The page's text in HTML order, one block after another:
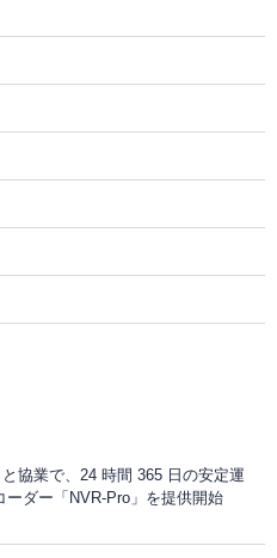
協業で、24 時間 365 日の安定運
ダー「NVR-Pro」を提供開始